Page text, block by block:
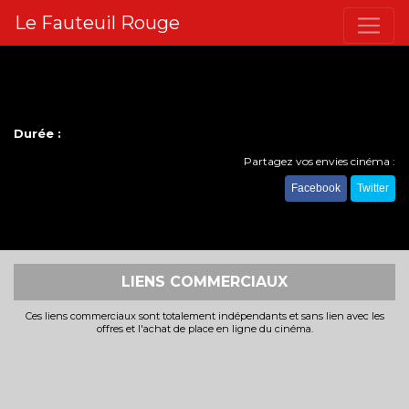
Le Fauteuil Rouge
Durée :
Partagez vos envies cinéma :
Facebook Twitter
LIENS COMMERCIAUX
Ces liens commerciaux sont totalement indépendants et sans lien avec les
offres et l'achat de place en ligne du cinéma.